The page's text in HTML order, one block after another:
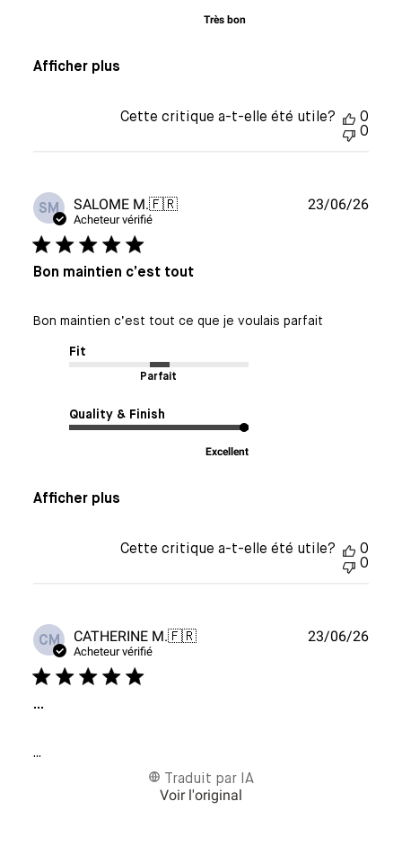
Très bon
Afficher plus
Cette critique a-t-elle été utile?
0
0
SM SALOME M.🇫🇷
Acheteur vérifié
Bon maintien c’est tout
Bon maintien c’est tout ce que je voulais parfait
Fit
Parfait
Quality & Finish
Excellent
Afficher plus
Date
23/06/26
Cette critique a-t-elle été utile?
0
0
CM CATHERINE M.🇫🇷
Acheteur vérifié
...
...
Traduit par IA
Voir l'original
Date
23/06/26